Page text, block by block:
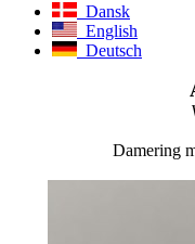
Dansk
English
Deutsch
Damering